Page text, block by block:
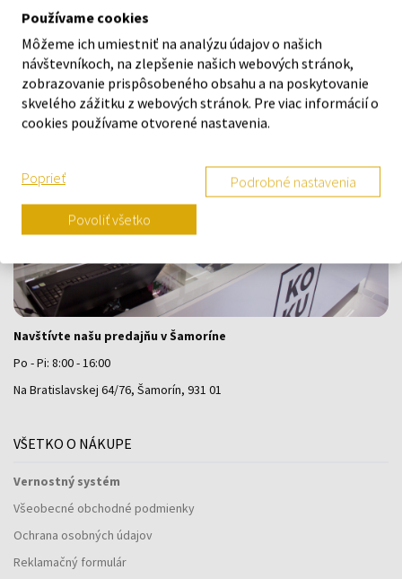
Kontakt
Výdajné miesto a predajňa KOKU Šamorín
Navštívte našu predajňu v Šamoríne
Po - Pi: 8:00 - 16:00
Na Bratislavskej 64/76, Šamorín, 931 01
VŠETKO O NÁKUPE
Vernostný systém
Všeobecné obchodné podmienky
Ochrana osobných údajov
Reklamačný formulár
Používame cookies
Môžeme ich umiestniť na analýzu údajov o našich
návštevníkoch, na zlepšenie našich webových stránok,
zobrazovanie prispôsobeného obsahu a na poskytovanie
skvelého zážitku z webových stránok. Pre viac informácií o
cookies používame otvorené nastavenia.
Poprieť Podrobné nastavenia
Povoliť všetko